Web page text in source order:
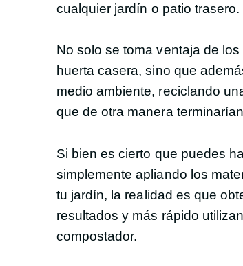
cualquier jardín o patio trasero.
No solo se toma ventaja de los
huerta casera, sino que
medio ambiente, reciclando
que de otra manera
Si bien es cierto que puedes
simplemente apliando los
tu jardín, la realidad es que
resultados y más rápido
compostador.